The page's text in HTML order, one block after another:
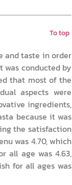
To top
and taste in order
conducted by
that most of the
aspects were
ingredients,
because it was
the satisfaction
was 4.70, which
all age was 4.63,
for all ages was